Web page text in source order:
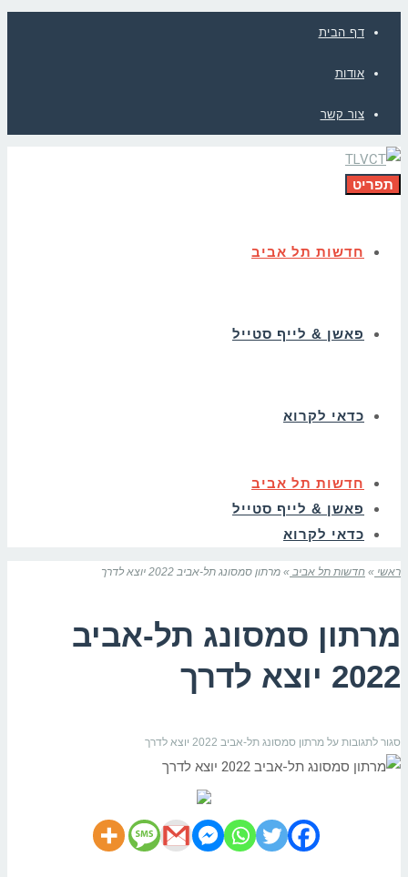
דף הבית
אודות
צור קשר
תפריט
חדשות תל אביב
פאשן & לייף סטייל
כדאי לקרוא
חדשות תל אביב
פאשן & לייף סטייל
כדאי לקרוא
ראשי » חדשות תל אביב » מרתון סמסונג תל-אביב 2022 יוצא לדרך
מרתון סמסונג תל-אביב
2022 יוצא לדרך
סגור לתגובות על מרתון סמסונג תל-אביב 2022 יוצא לדרך